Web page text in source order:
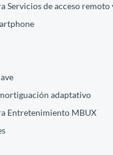
de acceso remoto
adaptativo
Entretenimiento MBUX